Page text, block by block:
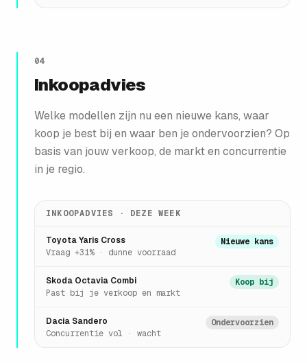
04
Inkoopadvies
Welke modellen zijn nu een nieuwe kans, waar
koop je best bij en waar ben je ondervoorzien? Op
basis van jouw verkoop, de markt en concurrentie
in je regio.
INKOOPADVIES · DEZE WEEK
Toyota Yaris Cross
Vraag +31% · dunne voorraad
Nieuwe kans
Skoda Octavia Combi
Past bij je verkoop en markt
Koop bij
Dacia Sandero
Concurrentie vol · wacht
Ondervoorzien